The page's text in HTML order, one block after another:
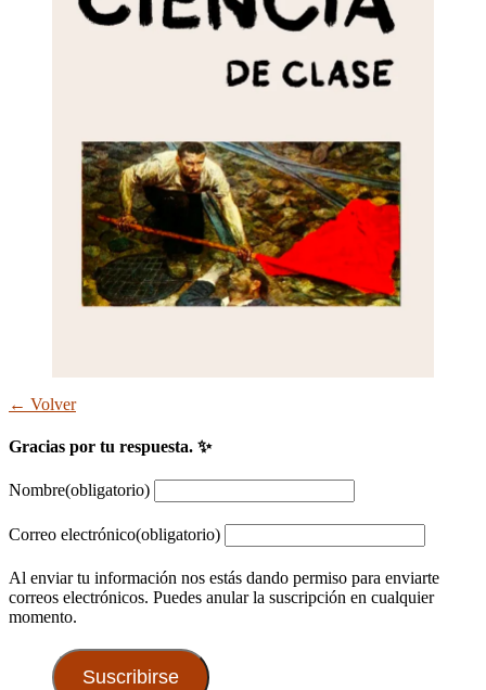
← Volver
Gracias por tu respuesta. ✨
Nombre(obligatorio)
Correo electrónico(obligatorio)
Al enviar tu información nos estás dando permiso para enviarte
correos electrónicos. Puedes anular la suscripción en cualquier
momento.
Suscribirse